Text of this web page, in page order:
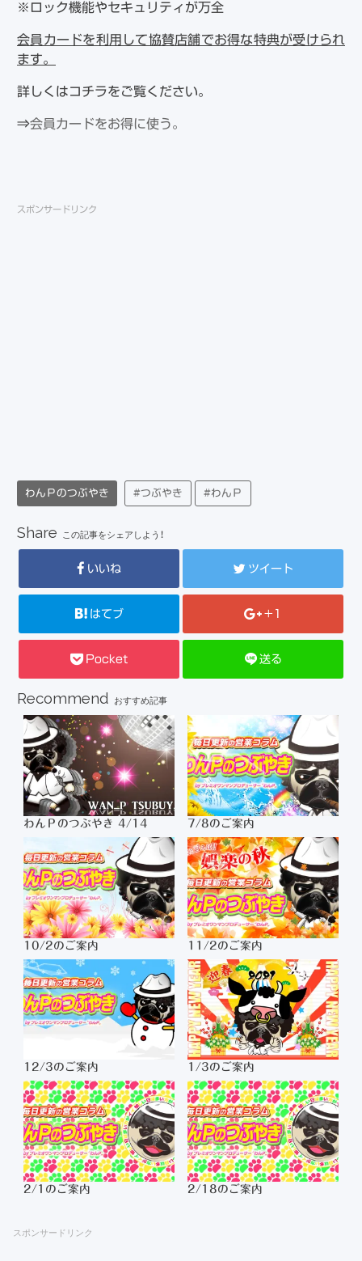
※ロック機能やセキュリティが万全
会員カードを利用して協賛店舗でお得な特典が受けられ
ます。
詳しくはコチラをご覧ください。
⇒会員カードをお得に使う。
スポンサードリンク
わんＰのつぶやき #つぶやき #わんＰ
Share この記事をシェアしよう！
いいね ツイート
はてブ +1
Pocket 送る
Recommend おすすめ記事
わんＰのつぶやき 4/14 7/8のご案内
10/2のご案内 11/2のご案内
12/3のご案内 1/3のご案内
2/1のご案内 2/18のご案内
スポンサードリンク